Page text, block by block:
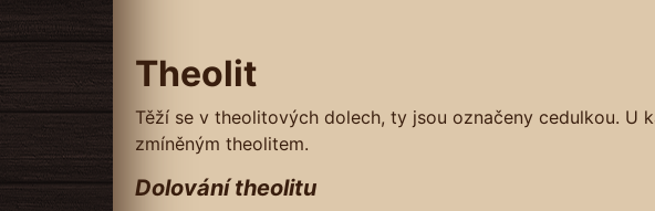
Theolit
Těží se v theolitových dolech, ty jsou označeny cedulkou. U
zmíněným theolitem.
Dolování theolitu